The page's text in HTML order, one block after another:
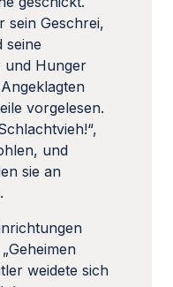
sein Geschrei,
seine
und Hunger
vorgelesen.
und
sie an
weidete sich